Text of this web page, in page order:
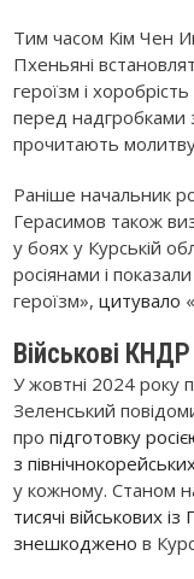
Тим часом Кім Чен
Пхеньяні
героїзм і
перед надгробками
прочитають
Раніше начальник
Герасимов також
у боях у Курській
росіянами і показали
героїзм»,цитувало
Військові КНДР
У жовтні 2024 року
Зеленський
пропідготовку
з
у кожному. Станом
тисячі військових із
знешкоджено в